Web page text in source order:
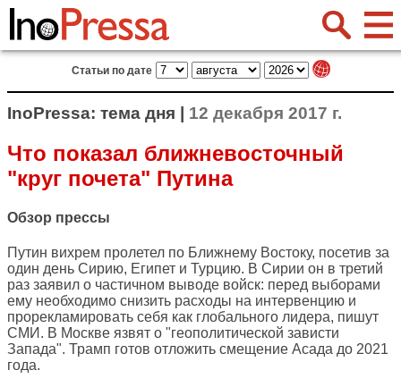
Статьи по дате
InoPressa: тема дня | 12 декабря 2017 г.
Что показал ближневосточный
"круг почета" Путина
Обзор прессы
Путин вихрем пролетел по Ближнему Востоку, посетив за
один день Сирию, Египет и Турцию. В Сирии он в третий
раз заявил о частичном выводе войск: перед выборами
ему необходимо снизить расходы на интервенцию и
прорекламировать себя как глобального лидера, пишут
СМИ. В Москве язвят о "геополитической зависти
Запада". Трамп готов отложить смещение Асада до 2021
года.